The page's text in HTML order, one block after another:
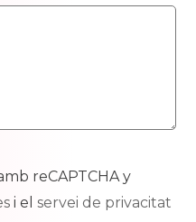
reCAPTCHA y
i el servei de privacitat